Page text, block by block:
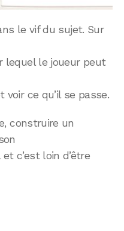
le vif du sujet. Sur
lequel le joueur peut
voir ce qu’il se passe.
construire un
c’est loin d’être